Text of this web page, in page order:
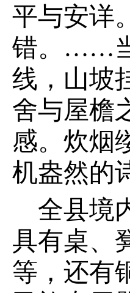
平与安详
错。……当
线，山坡
舍与屋檐
感。炊烟
机盎然的
全县境
具有桌、
等，还有